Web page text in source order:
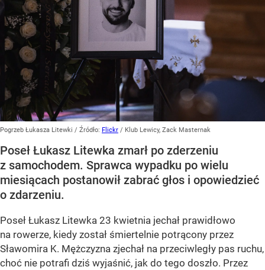
Pogrzeb Łukasza Litewki / Źródło: Flickr / Klub Lewicy, Zack Masternak
Poseł Łukasz Litewka zmarł po zderzeniu
z samochodem. Sprawca wypadku po wielu
miesiącach postanowił zabrać głos i opowiedzieć
o zdarzeniu.
Poseł Łukasz Litewka 23 kwietnia jechał prawidłowo
na rowerze, kiedy został śmiertelnie potrącony przez
Sławomira K. Mężczyzna zjechał na przeciwległy pas ruchu,
choć nie potrafi dziś wyjaśnić, jak do tego doszło. Przez